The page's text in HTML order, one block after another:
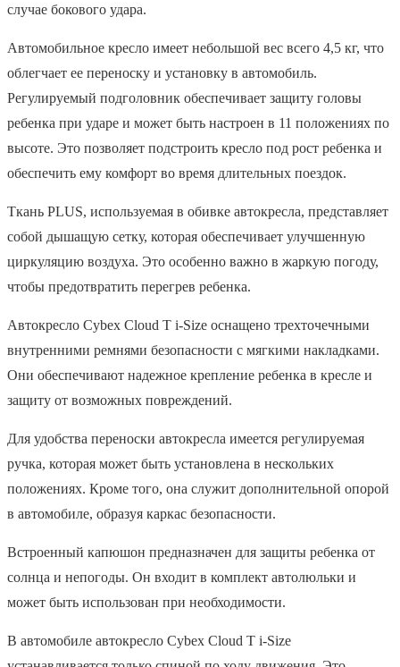
случае бокового удара.
Автомобильное кресло имеет небольшой вес всего 4,5 кг, что
облегчает ее переноску и установку в автомобиль.
Регулируемый подголовник обеспечивает защиту головы
ребенка при ударе и может быть настроен в 11 положениях по
высоте. Это позволяет подстроить кресло под рост ребенка и
обеспечить ему комфорт во время длительных поездок.
Ткань PLUS, используемая в обивке автокресла, представляет
собой дышащую сетку, которая обеспечивает улучшенную
циркуляцию воздуха. Это особенно важно в жаркую погоду,
чтобы предотвратить перегрев ребенка.
Автокресло Cybex Cloud T i-Size оснащено трехточечными
внутренними ремнями безопасности с мягкими накладками.
Они обеспечивают надежное крепление ребенка в кресле и
защиту от возможных повреждений.
Для удобства переноски автокресла имеется регулируемая
ручка, которая может быть установлена в нескольких
положениях. Кроме того, она служит дополнительной опорой
в автомобиле, образуя каркас безопасности.
Встроенный капюшон предназначен для защиты ребенка от
солнца и непогоды. Он входит в комплект автолюльки и
может быть использован при необходимости.
В автомобиле автокресло Cybex Cloud T i-Size